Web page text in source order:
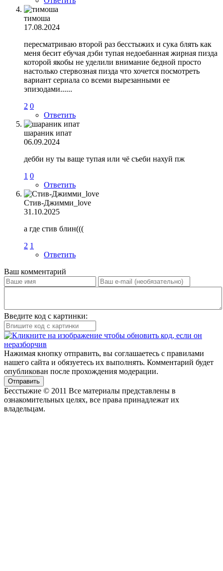
тимоша
17.08.2024
пересматриваю второй раз бесстыжих и сука блять как
меня бесит ебучая дэби тупая недоебанная жирная пизда
которой якобы не уделили внимание бедной просто
настолько стервозная пизда что хочется посмотреть
вариант сериала со всеми вырезанными ее
эпизодами......
2 0
Ответить
шараник ипат
06.09.2024
дебби ну ты ваще тупая или чё съеби нахуй пж
1 0
Ответить
Стив-Джимми_love
31.10.2025
а где стив блин(((
2 1
Ответить
Ваш комментарий
Введите код с картинки:
Нажимая кнопку отправить, вы соглашаетесь с правилами
нашего сайта и обязуетесь их выполнять. Комментарий будет
опубликован после прохождения модерации.
Отправить
Бесстыжие © 2011 Все материалы представлены в
ознакомительных целях, все права принадлежат их
владельцам.